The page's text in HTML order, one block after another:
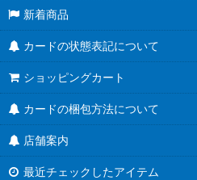
新着商品
カードの状態表記について
ショッピングカート
カードの梱包方法について
店舗案内
最近チェックしたアイテム